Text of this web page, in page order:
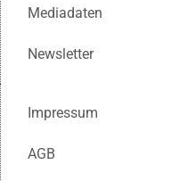
Mediadaten
Newsletter
Impressum
AGB